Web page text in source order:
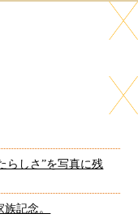
らしさ”を写真に残
記念。